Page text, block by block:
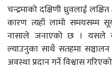
चन्द्रमाको दक्षिणी ध्रुवलाई
कारण त्यहाँ लामो समयसम्म
नासाले जनाएको छ । यसले
ल्याउनुका साथै सतहमा
अवस्था प्रदान गर्ने विश्वास